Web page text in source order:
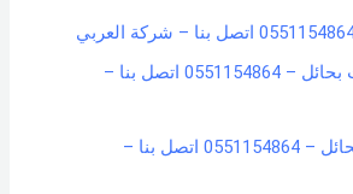
شركة مكافحة حشرات بحائل – 0551154864 اتصل بنا –
فك وتركيب مكيفات بحائل – 0551154864 اتصل بنا –